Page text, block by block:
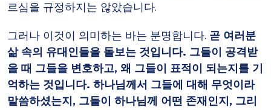
르심을 규정하지는 않았습니다.
그러나 이것이 의미하는 바는 분명합니다. 곧 여러분
삶 속의 유대인들을 돌보는 것입니다. 그들이 공격받
을 때 그들을 변호하고, 왜 그들이 표적이 되는지를 기
억하는 것입니다. 하나님께서 그들에 대해 무엇이라
말씀하셨는지, 그들이 하나님께 어떤 존재인지, 그리